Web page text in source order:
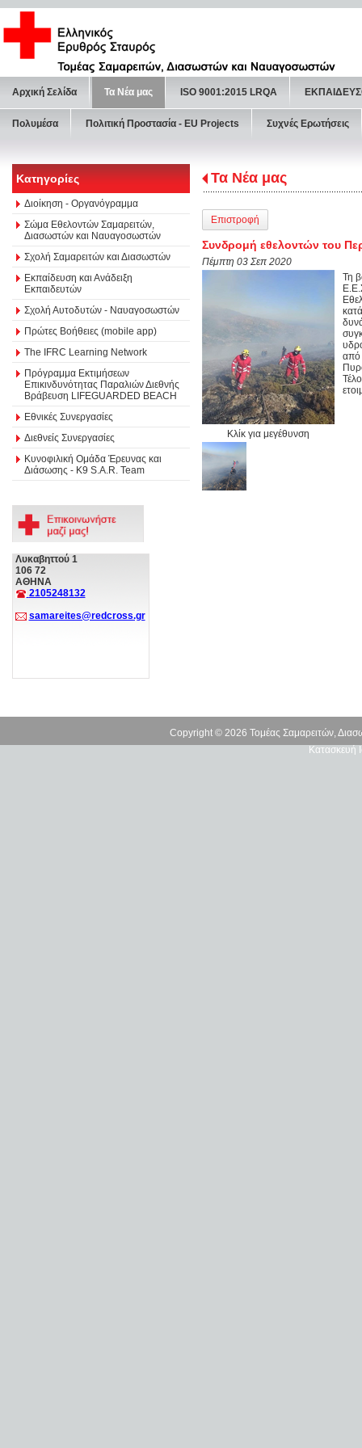
Αρχική Σελίδα Τα Νέα μας ISO 9001:2015 LRQA
Πολυμέσα Πολιτική Προστασία - ΕU Projects Συχνές Ερωτήσεις
Κατηγορίες
Διοίκηση - Οργανόγραμμα
Σώμα Εθελοντών Σαμαρειτών,
Διασωστών και Ναυαγοσωστών
Σχολή Σαμαρειτών και Διασωστών
Εκπαίδευση και Ανάδειξη
Εκπαιδευτών
Σχολή Αυτοδυτών - Ναυαγοσωστών
Πρώτες Βοήθειες (mobile app)
The IFRC Learning Network
Πρόγραμμα Εκτιμήσεων
Επικινδυνότητας Παραλιών Διεθνής
Βράβευση LIFEGUARDED BEACH
Εθνικές Συνεργασίες
Διεθνείς Συνεργασίες
Κυνοφιλική Ομάδα Έρευνας και
Διάσωσης - Κ9 S.A.R. Team
Λυκαβηττού 1
106 72
ΑΘΗΝΑ
2105248132
samareites@redcross.gr
Τα Νέα μας
Επιστροφή
Συνδρομή εθελοντών του
Πέμπτη 03 Σεπ 2020
Κλίκ για μεγέθυνση
Τη
από
Copyright © 2026 Τομέας Σαμαρειτών,
Κατασκευή